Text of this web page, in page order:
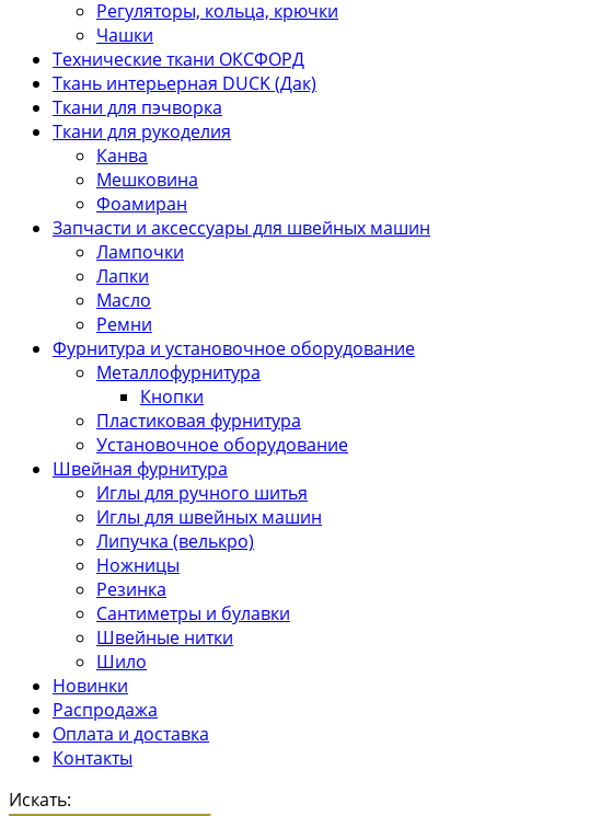
Регуляторы, кольца, крючки
Чашки
Технические ткани ОКСФОРД
Ткань интерьерная DUCK (Дак)
Ткани для пэчворка
Ткани для рукоделия
Канва
Мешковина
Фоамиран
Запчасти и аксессуары для швейных машин
Лампочки
Лапки
Масло
Ремни
Фурнитура и установочное оборудование
Металлофурнитура
Кнопки
Пластиковая фурнитура
Установочное оборудование
Швейная фурнитура
Иглы для ручного шитья
Иглы для швейных машин
Липучка (велькро)
Ножницы
Резинка
Сантиметры и булавки
Швейные нитки
Шило
Новинки
Распродажа
Оплата и доставка
Контакты
Искать: